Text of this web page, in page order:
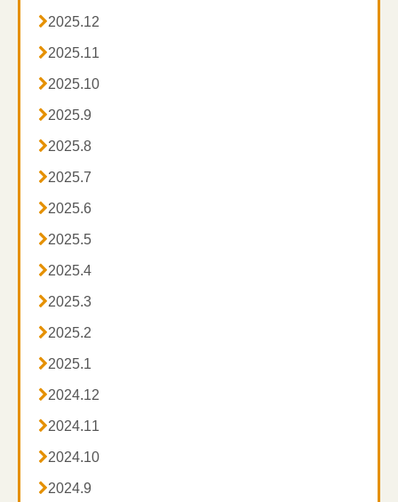
2025.12
2025.11
2025.10
2025.9
2025.8
2025.7
2025.6
2025.5
2025.4
2025.3
2025.2
2025.1
2024.12
2024.11
2024.10
2024.9